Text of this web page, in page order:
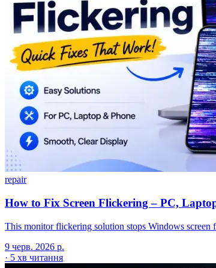
repair
How to Fix Screen Flickering – PC,
This monitor flickering solution stops Windows screen
9 черв. 2026 р.
· 5 хв читання